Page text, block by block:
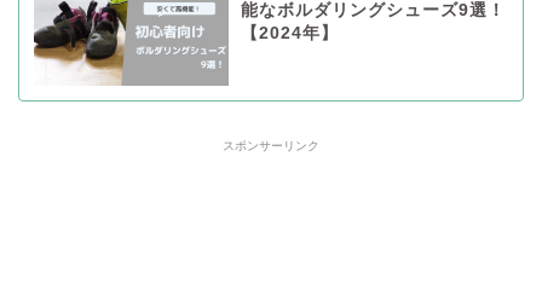
能なボルダリングシューズ9選！
【2024年】
スポンサーリンク